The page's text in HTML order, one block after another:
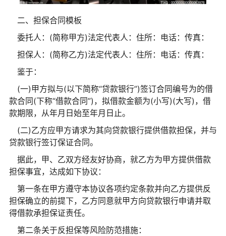
二、担保合同模板
委托人：(简称甲方)法定代表人：住所：电话：传真：
担保人：(简称乙方)法定代表人：住所：电话：传真：
鉴于：
(一)甲方拟与(以下简称“贷款银行”)签订合同编号为的借
款合同(下称“借款合同”)，拟借款金额为(小写)(大写)，借
款期限，从年月日始至年月日止。
(二)乙方应甲方请求为其向贷款银行提供借款担保，并与
贷款银行签订保证合同。
据此，甲、乙双方经友好协商，就乙方为甲方提供借款
担保事宜，达成如下协议：
第一条在甲方遵守本协议各项约定条款并向乙方提供反
担保确立的前提下，乙方同意就甲方向贷款银行申请并取
得借款承担保证责任。
第二条关于反担保等风险防范措施：